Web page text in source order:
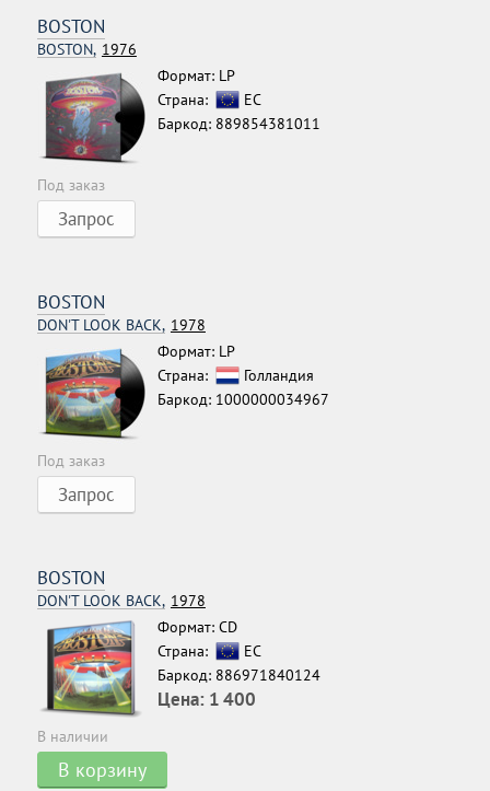
BOSTON
BOSTON, 1976
Формат: LP
Страна:
ЕС
Баркод: 889854381011
Под заказ
Запрос
BOSTON
DON'T LOOK BACK, 1978
Формат: LP
Страна:
Голландия
Баркод: 1000000034967
Под заказ
Запрос
BOSTON
DON'T LOOK BACK, 1978
Формат: CD
Страна:
ЕС
Баркод: 886971840124
Цена: 1 400
В наличии
В корзину